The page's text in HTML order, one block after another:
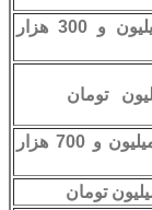
81 میلیون و 300 هزار
184 میلیون و 700 هزار